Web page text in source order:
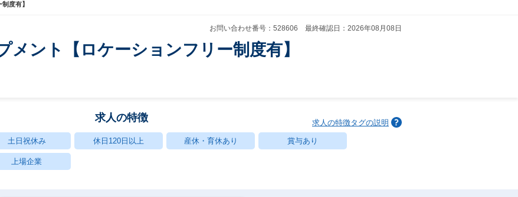
度有】
お問い合わせ番号：528606 最終確認日：2026年08月08日
メント【ロケーションフリー制度有】
求人の特徴 求人の特徴タグの説明
土日祝休み 休日120日以上 産休・育休あり 賞与あり
上場企業